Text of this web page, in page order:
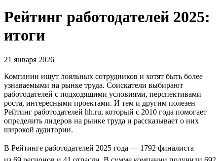
Рейтинг работодателей 2025:
итоги
21 января 2026
Компании ищут лояльных сотрудников и хотят быть более
узнаваемыми на рынке труда. Соискатели выбирают
работодателей с подходящими условиями, перспективами
роста, интересными проектами. И тем и другим полезен
Рейтинг работодателей hh.ru, который с 2010 года помогает
определить лидеров на рынке труда и рассказывает о них
широкой аудитории.
В Рейтинге работодателей 2025 года — 1792 финалиста